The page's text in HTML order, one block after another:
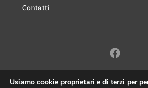
Contatti
© Osteria! - MA.MI. di Dario e Davide
Usiamo cookie proprietari e di terzi per